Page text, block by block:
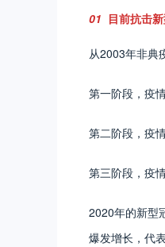
01 目前抗击
从2003年非典
第一阶段，疫
第二阶段，疫
第三阶段，疫
2020年的新型
爆发增长，代